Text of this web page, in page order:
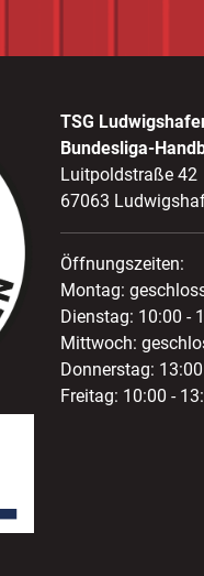
TSG
Bundesliga-
Luitpoldstraße 42
67063
Öffnungszeiten:
Montag:
Dienstag: 10:00 -
Mittwoch:
Donnerstag:
Freitag: 10:00 -